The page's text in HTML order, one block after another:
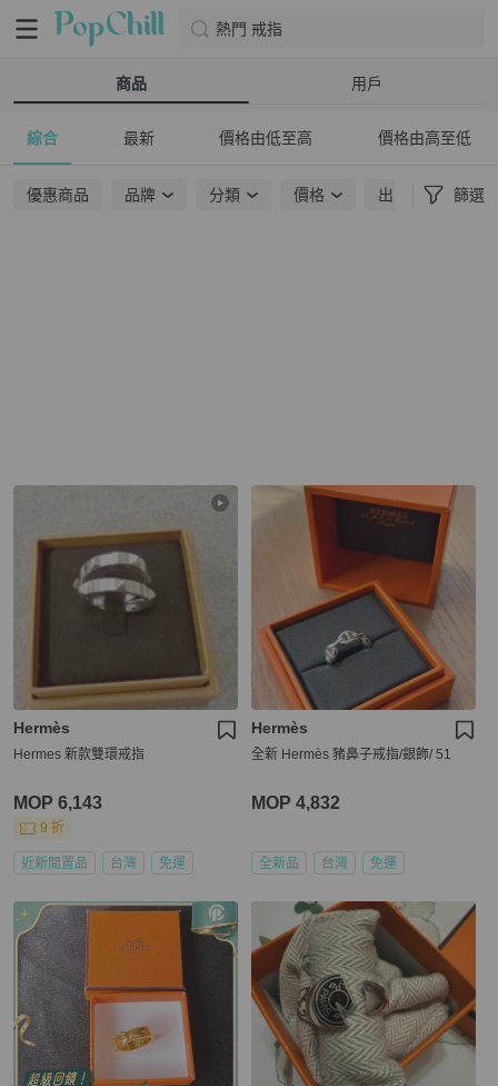
熱門 戒指
商品 用戶
綜合 最新 價格由低至高 價格由高至低
優惠商品 品牌 分類 價格 出貨地點 篩選
Hermès
Hermes 新款雙環戒指
MOP 6,143
9 折
近新閒置品 台灣 免運
Hermès
全新 Hermès 豬鼻子戒指/銀飾/ 51
MOP 4,832
全新品 台灣 免運